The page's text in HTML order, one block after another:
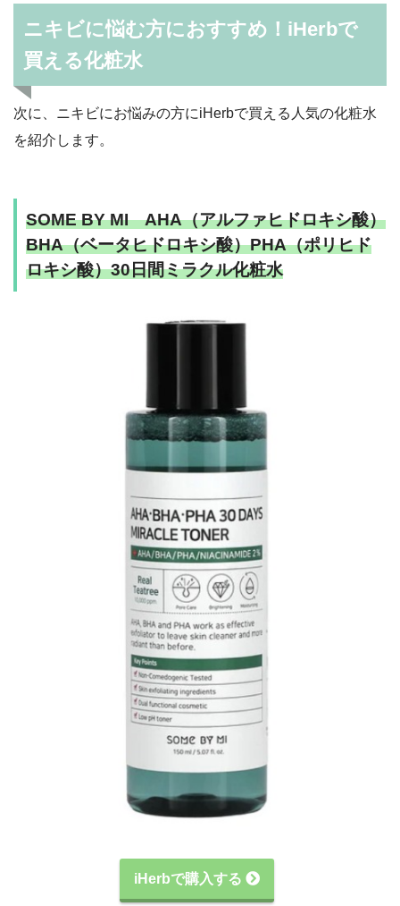
ニキビに悩む方におすすめ！iHerbで
買える化粧水
次に、ニキビにお悩みの方にiHerbで買える人気の化粧水
を紹介します。
SOME BY MI AHA（アルファヒドロキシ酸）
BHA（ベータヒドロキシ酸）PHA（ポリヒド
ロキシ酸）30日間ミラクル化粧水
iHerbで購入する